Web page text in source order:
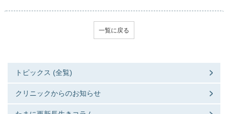
一覧に戻る
トピックス (全覧)
クリニックからのお知らせ